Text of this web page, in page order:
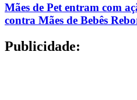
Mães de Pet entram com
contra Mães de Bebês
Publicidade: